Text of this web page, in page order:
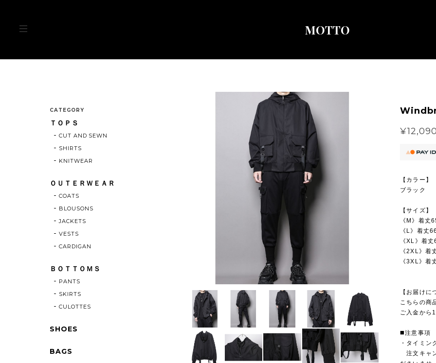
MOTTO
【カラー】
ブラック
【サイズ】
《M》着
《L》着丈
《XL》着
《2XL》
《3XL》
【お届けに
こちらの商
ご入金から
◼️注意事項
・タイミン
注文キャ
CATEGORY
ＴＯＰＳ
CUT AND SEWN
SHIRTS
KNITWEAR
ＯＵＴＥＲＷＥＡＲ
COATS
BLOUSONS
JACKETS
VESTS
CARDIGAN
ＢＯＴＴＯＭＳ
PANTS
SKIRTS
CULOTTES
SHOES
BAGS